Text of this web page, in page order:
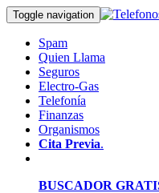
Toggle navigation
Spam
Quien Llama
Seguros
Electro-Gas
Telefonía
Finanzas
Organismos
Cita Previa.
BUSCADOR